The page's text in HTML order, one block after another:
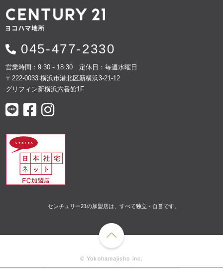
045-477-2330
営業時間：9:30～18:30 定休日：毎週水曜日
〒222-0033 横浜市港北区新横浜3-21-12
グリフィン新横浜六番館1F
センチュリー21の加盟店は、すべて独立・自営です。
© Yokohamajisho inc.